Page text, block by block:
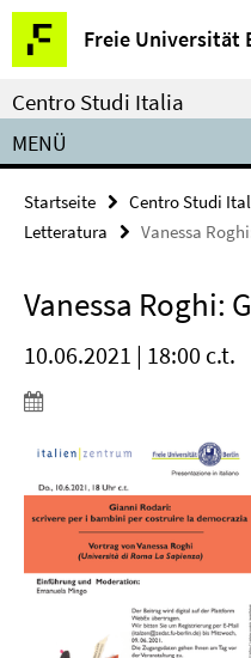
Springe
direkt
zu
Inhalt
Freie Universität
Service-
Navigation
Centro Studi Italia
MENÜ
Startseite Centro Studi
Letteratura
Vanessa
Vanessa Roghi:
10.06.2021 | 18:00 c.t.